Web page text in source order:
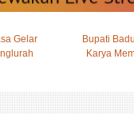
Gelar
Bupati
Karya